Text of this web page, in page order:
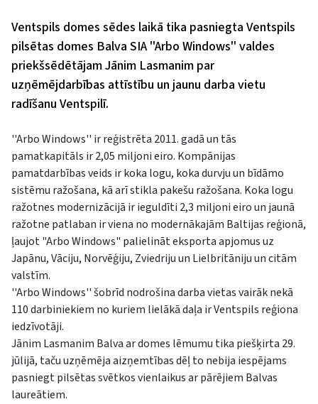
Ventspils domes sēdes laikā tika pasniegta Ventspils
pilsētas domes Balva SIA ''Arbo Windows'' valdes
priekšsēdētājam Jānim Lasmanim par
uzņēmējdarbības attīstību un jaunu darba vietu
radīšanu Ventspilī.
''Arbo Windows'' ir reģistrēta 2011. gadā un tās
pamatkapitāls ir 2,05 miljoni eiro. Kompānijas
pamatdarbības veids ir koka logu, koka durvju un bīdāmo
sistēmu ražošana, kā arī stikla pakešu ražošana. Koka logu
ražotnes modernizācijā ir ieguldīti 2,3 miljoni eiro un jaunā
ražotne patlaban ir viena no modernākajām Baltijas reģionā,
ļaujot "Arbo Windows" palielināt eksporta apjomus uz
Japānu, Vāciju, Norvēģiju, Zviedriju un Lielbritāniju un citām
valstīm.
''Arbo Windows'' šobrīd nodrošina darba vietas vairāk nekā
110 darbiniekiem no kuriem lielākā daļa ir Ventspils reģiona
iedzīvotāji.
Jānim Lasmanim Balva ar domes lēmumu tika piešķirta 29.
jūlijā, taču uzņēmēja aizņemtības dēļ to nebija iespējams
pasniegt pilsētas svētkos vienlaikus ar pārējiem Balvas
laureātiem.